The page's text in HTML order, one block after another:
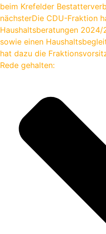
beim Krefelder
nächsterDie CDU-Fraktion
Haushaltsberatungen
sowie einen
hat dazu die
Rede gehalten: